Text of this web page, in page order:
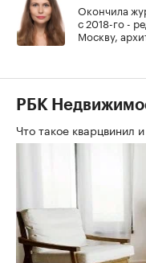
Окончила
с 2018-го -
Москву,
РБК
Что такое кварцвинил